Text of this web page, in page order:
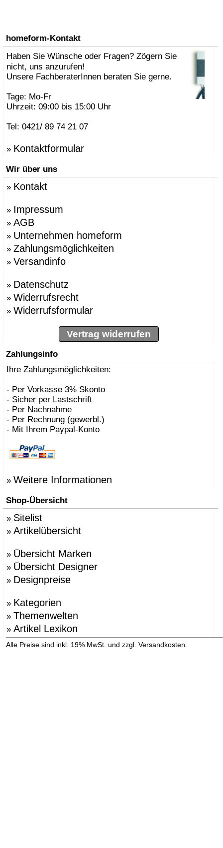
homeform-Kontakt
Haben Sie Wünsche oder Fragen? Zögern Sie
nicht, uns anzurufen!
Unsere FachberaterInnen beraten Sie gerne.
Tage: Mo-Fr
Uhrzeit: 09:00 bis 15:00 Uhr
Tel: 0421/ 89 74 21 07
» Kontaktformular
Wir über uns
» Kontakt
» Impressum
» AGB
» Unternehmen homeform
» Zahlungsmöglichkeiten
» Versandinfo
» Datenschutz
» Widerrufsrecht
» Widerrufsformular
Vertrag widerrufen
Zahlungsinfo
Ihre Zahlungsmöglichkeiten:
- Per Vorkasse 3% Skonto
- Sicher per Lastschrift
- Per Nachnahme
- Per Rechnung (gewerbl.)
- Mit Ihrem Paypal-Konto
» Weitere Informationen
Shop-Übersicht
» Sitelist
» Artikelübersicht
» Übersicht Marken
» Übersicht Designer
» Designpreise
» Kategorien
» Themenwelten
» Artikel Lexikon
Alle Preise sind inkl. 19% MwSt. und zzgl. Versandkosten.